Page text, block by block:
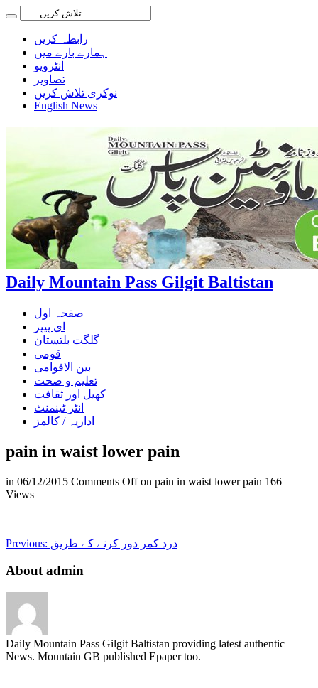
رابطہ کریں
ہمارے بارے میں
انٹرویو
تصاویر
نوکری تلاش کریں
English News
Daily Mountain Pass Gilgit Baltistan
صفحہ اول
ای پیپر
گلگت بلتستان
قومی
بین الاقوامی
تعلیم و صحت
کھیل اور ثقافت
انٹر ٹینمنٹ
اداریہ / کالمز
pain in waist lower pain
in 06/12/2015 Comments Offon pain in waist lower pain 166
Views
Previous: درد کمر دور کرنے کے طریق
About admin
Daily Mountain Pass Gilgit Baltistan providing latest authentic
News. Mountain GB published Epaper too.